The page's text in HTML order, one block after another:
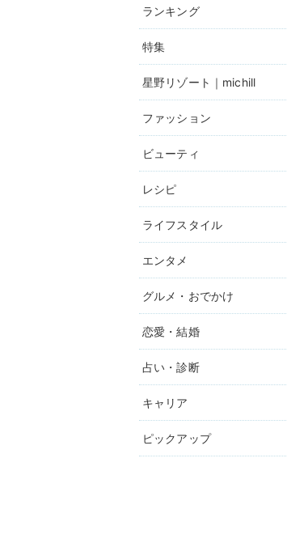
ランキング
特集
星野リゾート｜michill
ファッション
ビューティ
レシピ
ライフスタイル
エンタメ
グルメ・おでかけ
恋愛・結婚
占い・診断
キャリア
ピックアップ